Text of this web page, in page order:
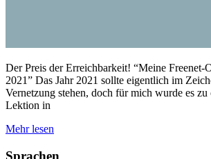
Der Preis der Erreichbarkeit! “Meine Freenet-
2021” ​Das Jahr 2021 sollte eigentlich im
Vernetzung stehen, doch für mich wurde es zu
Lektion in
Mehr lesen
Sprachen